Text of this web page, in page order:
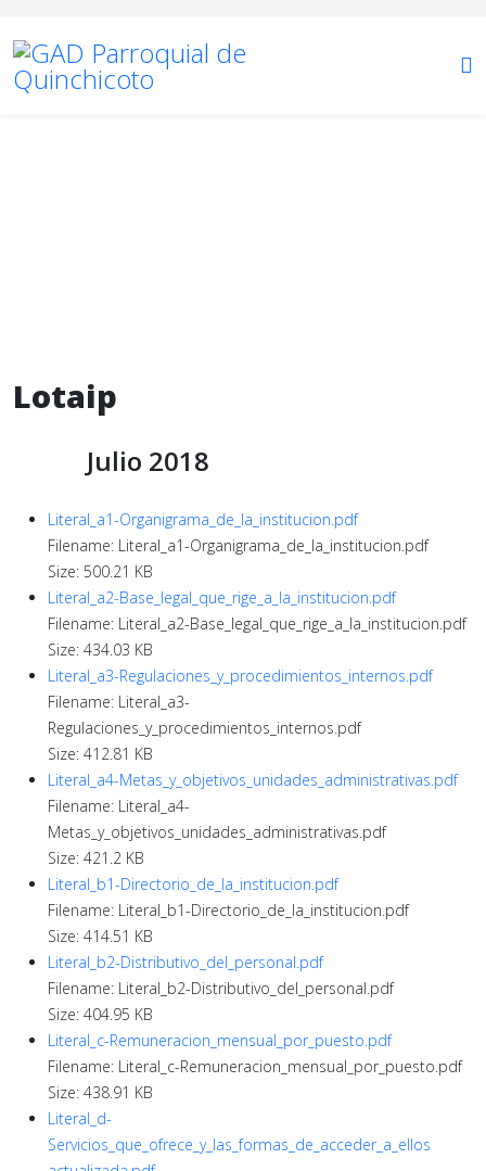
Lotaip
Julio 2018
Literal_a1-Organigrama_de_la_institucion.pdf
Filename: Literal_a1-Organigrama_de_la_institucion.pdf
Size: 500.21 KB
Literal_a2-Base_legal_que_rige_a_la_institucion.pdf
Filename: Literal_a2-Base_legal_que_rige_a_la_institucion.pdf
Size: 434.03 KB
Literal_a3-Regulaciones_y_procedimientos_internos.pdf
Filename: Literal_a3-
Regulaciones_y_procedimientos_internos.pdf
Size: 412.81 KB
Literal_a4-Metas_y_objetivos_unidades_administrativas.pdf
Filename: Literal_a4-
Metas_y_objetivos_unidades_administrativas.pdf
Size: 421.2 KB
Literal_b1-Directorio_de_la_institucion.pdf
Filename: Literal_b1-Directorio_de_la_institucion.pdf
Size: 414.51 KB
Literal_b2-Distributivo_del_personal.pdf
Filename: Literal_b2-Distributivo_del_personal.pdf
Size: 404.95 KB
Literal_c-Remuneracion_mensual_por_puesto.pdf
Filename: Literal_c-Remuneracion_mensual_por_puesto.pdf
Size: 438.91 KB
Literal_d-
Servicios_que_ofrece_y_las_formas_de_acceder_a_ellos